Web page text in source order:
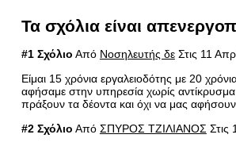
Τα σχόλια είναι
#1 Σχόλιο Από Νοσηλευτής δεΣτις 11
Είμαι 15 χρόνια εργαλειοδότης με 20
αφήσαμε στην υπηρεσία χωρίς αντίκρυσμα
πράξουν τα δέοντα και όχι να μας αφήσουν
#2 Σχόλιο Από ΣΠΥΡΟΣ ΤΖΙΛΙΑΝΟΣ Στις